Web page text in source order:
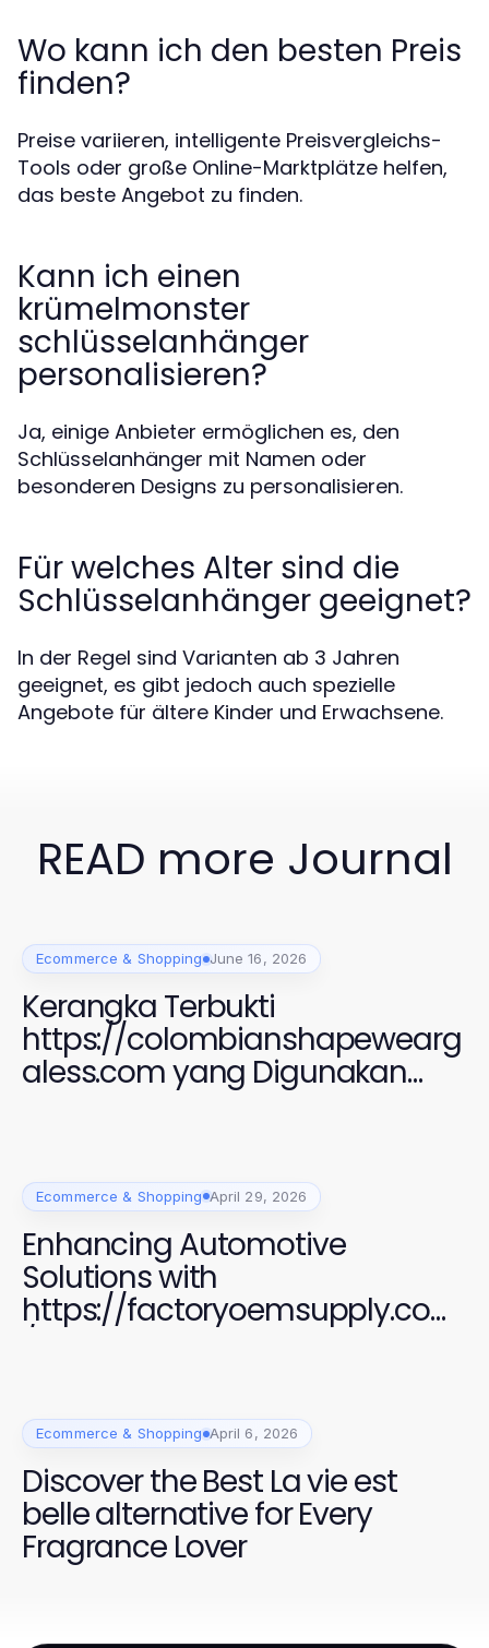
Wo kann ich den besten Preis
finden?
Preise variieren, intelligente Preisvergleichs-
Tools oder große Online-Marktplätze helfen,
das beste Angebot zu finden.
Kann ich einen
krümelmonster
schlüsselanhänger
personalisieren?
Ja, einige Anbieter ermöglichen es, den
Schlüsselanhänger mit Namen oder
besonderen Designs zu personalisieren.
Für welches Alter sind die
Schlüsselanhänger geeignet?
In der Regel sind Varianten ab 3 Jahren
geeignet, es gibt jedoch auch spezielle
Angebote für ältere Kinder und Erwachsene.
READ more Journal
Ecommerce & Shopping June 16, 2026
Kerangka Terbukti
https://colombianshapewearg
aless.com yang Digunakan
Perempuan Modern untuk
Ecommerce & Shopping April 29, 2026
Enhancing Automotive
Solutions with
https://factoryoemsupply.com
Ecommerce & Shopping April 6, 2026
Discover the Best La vie est
belle alternative for Every
Fragrance Lover